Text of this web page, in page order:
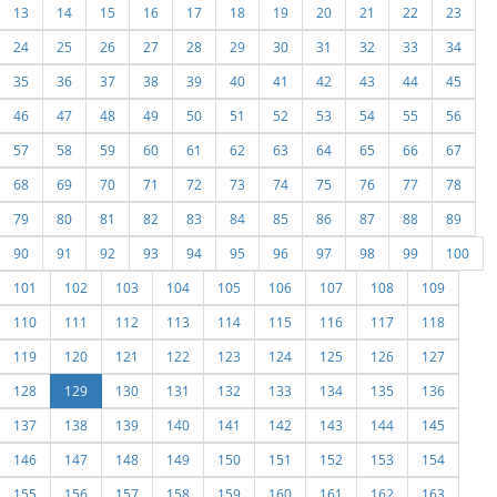
13
14 15 16 17 18 19 20 21 22
23
24
25 26 27 28 29 30 31 32 33
34
35
36 37 38 39 40 41 42 43 44
45
46
47 48 49 50 51 52 53 54 55
56
57
58 59 60 61 62 63 64 65 66
67
68
69 70 71 72 73 74 75 76 77
78
79
80 81 82 83 84 85 86 87 88
89
90
91 92 93 94 95 96 97 98 99
100
101
102 103 104 105 106 107 108
109
110
111 112 113 114 115 116 117
118
119
120 121 122 123 124 125 126
127
128
129 130 131 132 133 134 135
136
137
138 139 140 141 142 143 144
145
146
147 148 149 150 151 152 153
154